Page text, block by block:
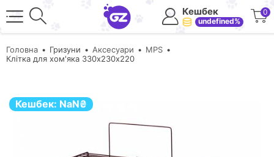
Кешбек
undefined%
0
Головна Гризуни Аксесуари
MPS
Клітка для хом'яка 330х230х220
Кешбек: NaN₴